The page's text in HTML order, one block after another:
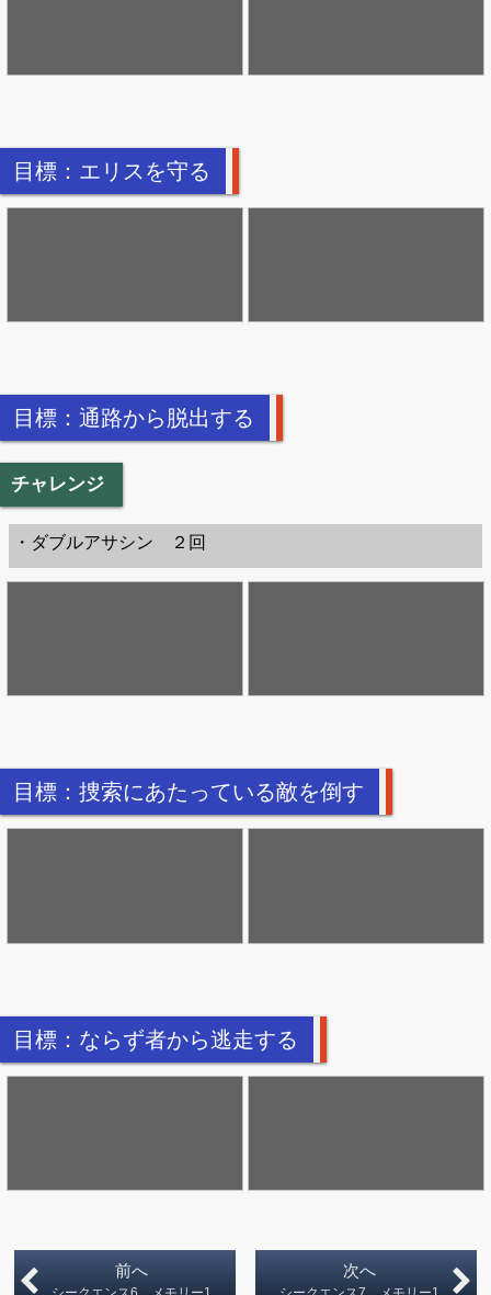
目標：エリスを守る
目標：通路から脱出する
チャレンジ
・ダブルアサシン ２回
目標：捜索にあたっている敵を倒す
目標：ならず者から逃走する
前へ 次へ